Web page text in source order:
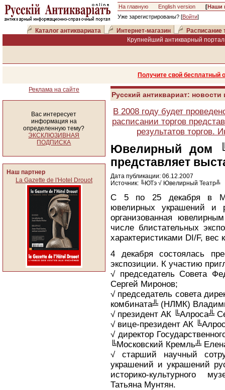
На главную English version [Наши
Уже зарегистрированы? [Войти]
Каталог антиквариата Интернет-магазин
Расписание
Крупнейший антикварный
Получите свой
Реклама на сайте
Вас интересует
информация на
определенную тему?
ЭКСКЛЮЗИВНАЯ
ПОДПИСКА
Наш партнер
La Gazette de l'Hotel Drouot
Русский антиквариат:
В 2008 году будет
расписании торгов
результатов торгов.
Ювелирный дом
представляет
Дата публикации: 06.12.2007
Источник: ╚ЮТэ √ Ювелирный Театр╩
С 5 по 25 декабря в
ювелирных украшений и
организованная
числе блистательных
характеристиками DI/F, вес
4 декабря состоялась
экспозиции. К участию
√ председатель Совета
Сергей Миронов;
√ председатель совета
комбината╩ (НЛМК)
√ президент АК ╚Алроса╩
√ вице-президент АК
√ директор
╚Московский Кремль╩
√ старший научный
украшений и украшений
историко-культурного
Татьяна Мунтян.